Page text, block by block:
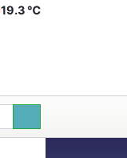
19.3 ℃